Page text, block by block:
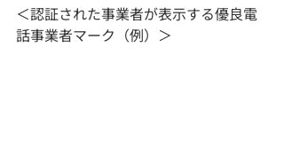
＜認証された事業者が表示する優良電
話事業者マーク（例）＞